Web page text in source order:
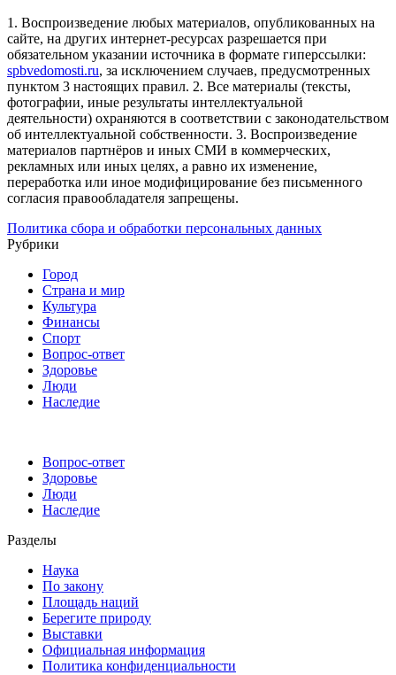
1. Воспроизведение любых материалов, опубликованных на
сайте, на других интернет-ресурсах разрешается при
обязательном указании источника в формате гиперссылки:
spbvedomosti.ru, за исключением случаев, предусмотренных
пунктом 3 настоящих правил. 2. Все материалы (тексты,
фотографии, иные результаты интеллектуальной
деятельности) охраняются в соответствии с законодательством
об интеллектуальной собственности. 3. Воспроизведение
материалов партнёров и иных СМИ в коммерческих,
рекламных или иных целях, а равно их изменение,
переработка или иное модифицирование без письменного
согласия правообладателя запрещены.
Политика сбора и обработки персональных данных
Рубрики
Город
Страна и мир
Культура
Финансы
Спорт
Вопрос-ответ
Здоровье
Люди
Наследие
Вопрос-ответ
Здоровье
Люди
Наследие
Разделы
Наука
По закону
Площадь наций
Берегите природу
Выставки
Официальная информация
Политика конфиденциальности